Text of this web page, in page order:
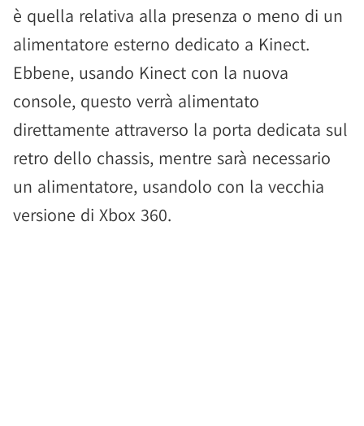
è quella relativa alla presenza o meno di un
alimentatore esterno dedicato a Kinect.
Ebbene, usando Kinect con la nuova
console, questo verrà alimentato
direttamente attraverso la porta dedicata sul
retro dello chassis, mentre sarà necessario
un alimentatore, usandolo con la vecchia
versione di Xbox 360.